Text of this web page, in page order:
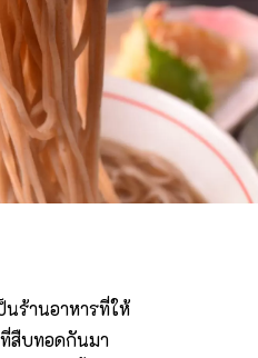
นร้านอาหารที่ให้
ที่สืบทอดกันมา